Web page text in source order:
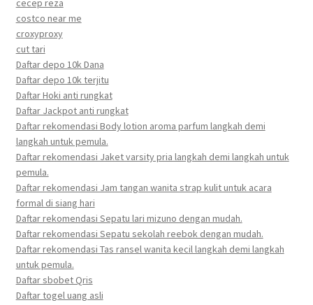
cecep reza
costco near me
croxyproxy
cut tari
Daftar depo 10k Dana
Daftar depo 10k terjitu
Daftar Hoki anti rungkat
Daftar Jackpot anti rungkat
Daftar rekomendasi Body lotion aroma parfum langkah demi
langkah untuk pemula.
Daftar rekomendasi Jaket varsity pria langkah demi langkah untuk
pemula.
Daftar rekomendasi Jam tangan wanita strap kulit untuk acara
formal di siang hari
Daftar rekomendasi Sepatu lari mizuno dengan mudah.
Daftar rekomendasi Sepatu sekolah reebok dengan mudah.
Daftar rekomendasi Tas ransel wanita kecil langkah demi langkah
untuk pemula.
Daftar sbobet Qris
Daftar togel uang asli